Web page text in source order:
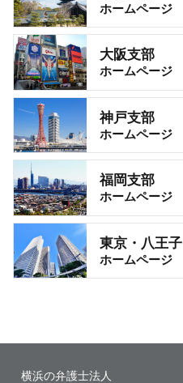
ホームページ
大阪支部
ホームページ
神戸支部
ホームページ
福岡支部
ホームページ
東京・八王子
ホームページ
横浜の弁護士法人